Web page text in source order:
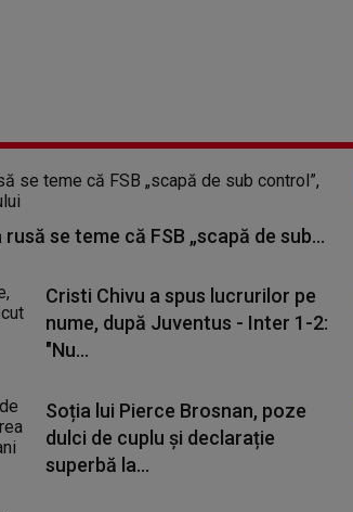
se teme că FSB „scapă de sub...
Cristi Chivu a spus lucrurilor pe
nume, după Juventus - Inter 1-2:
"Nu...
Soția lui Pierce Brosnan, poze
dulci de cuplu și declarație
superbă la...